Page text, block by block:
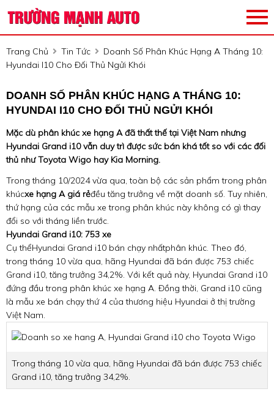
Trang Chủ Tin Tức
Doanh Số Phân Khúc Hạng A Tháng 10:
Hyundai I10 Cho Đối Thủ Ngửi Khói
DOANH SỐ PHÂN KHÚC HẠNG A THÁNG 10:
HYUNDAI I10 CHO ĐỐI THỦ NGỬI KHÓI
Mặc dù phân khúc xe hạng A đã thất thế tại Việt Nam nhưng
Hyundai Grand i10 vẫn duy trì được sức bán khá tốt so với các đối
thủ như Toyota Wigo hay Kia Morning.
Trong tháng 10/2024 vừa qua, toàn bộ các sản phẩm trong phân
khúcxe hạng A giá rẻđều tăng trưởng về mặt doanh số. Tuy nhiên,
thứ hạng của các mẫu xe trong phân khúc này không có gì thay
đổi so với tháng liền trước.
Hyundai Grand i10: 753 xe
Cụ thểHyundai Grand i10 bán chạy nhấtphân khúc. Theo đó,
trong tháng 10 vừa qua, hãng Hyundai đã bán được 753 chiếc
Grand i10, tăng trưởng 34,2%. Với kết quả này, Hyundai Grand i10
đứng đầu trong phân khúc xe hạng A. Đồng thời, Grand i10 cũng
là mẫu xe bán chạy thứ 4 của thương hiệu Hyundai ở thị trường
Việt Nam.
Trong tháng 10 vừa qua, hãng Hyundai đã bán được 753 chiếc
Grand i10, tăng trưởng 34,2%.